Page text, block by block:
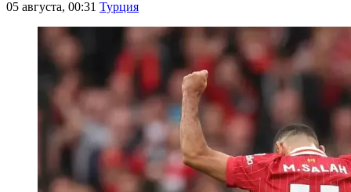
05 августа, 00:31 Турция